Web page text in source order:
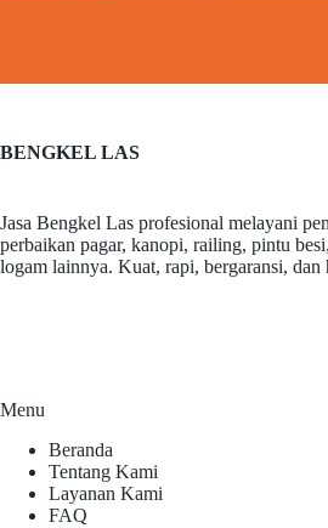
BENGKEL LAS
Jasa Bengkel Las profesional melayani
perbaikan pagar, kanopi, railing, pintu
logam lainnya. Kuat, rapi, bergaransi, dan
Menu
Beranda
Tentang Kami
Layanan Kami
FAQ